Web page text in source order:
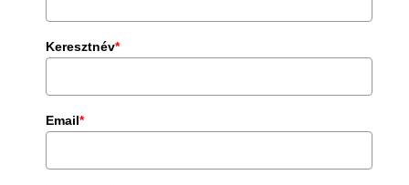
Keresztnév*
Email*